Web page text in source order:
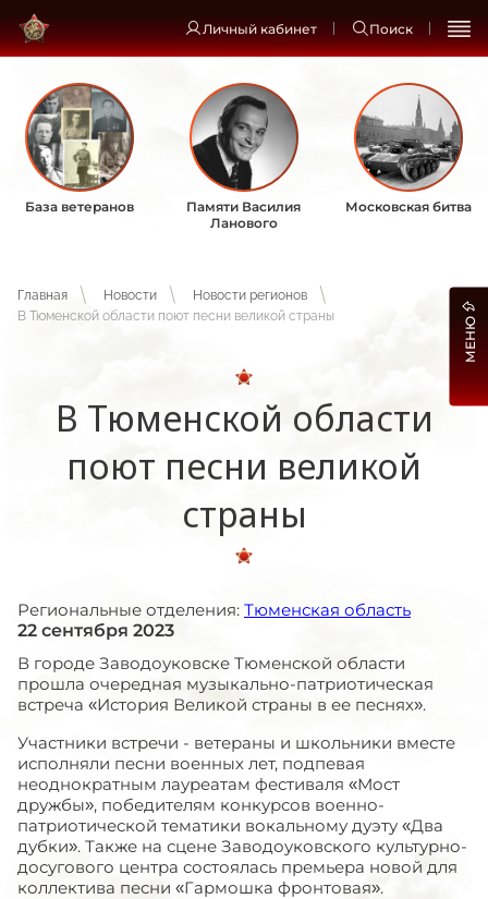
Личный кабинет Поиск
База ветеранов
Памяти Василия
Ланового
Московская битва
Главная Новости
Новости регионов
В Тюменской области поют песни великой страны
В Тюменской области
поют песни великой
страны
Региональные отделения: Тюменская область
22 сентября 2023
В городе Заводоуковске Тюменской области
прошла очередная музыкально-патриотическая
встреча «История Великой страны в ее песнях».
Участники встречи - ветераны и школьники вместе
исполняли песни военных лет, подпевая
неоднократным лауреатам фестиваля «Мост
дружбы», победителям конкурсов военно-
патриотической тематики вокальному дуэту «Два
дубки». Также на сцене Заводоуковского культурно-
досугового центра состоялась премьера новой для
коллектива песни «Гармошка фронтовая».
МЕНЮ